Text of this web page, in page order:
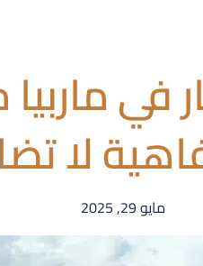
ماربيا
لا
مايو 29, 2025